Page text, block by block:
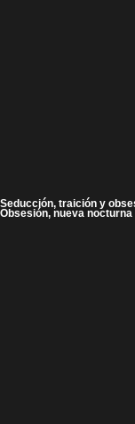
Seducción, traición y
Obsesión, nueva nocturna